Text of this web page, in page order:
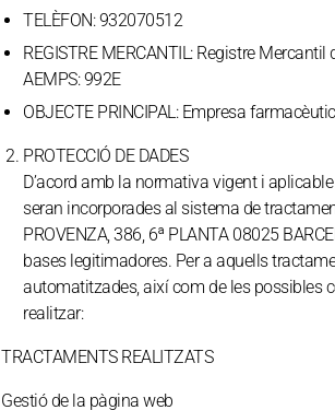
TELÈFON:932070512
REGISTRE MERCANTIL:Registre Mercantil
AEMPS: 992E
OBJECTE PRINCIPAL:Empresa
PROTECCIÓ DE DADES
D’acord amb la normativa vigent i
seran incorporades al sistema de
PROVENZA, 386, 6ª PLANTA 08025
bases legitimadores. Per a aquells
automatitzades, així com de les possibles
realitzar:
TRACTAMENTS REALITZATS
Gestió de la pàgina web